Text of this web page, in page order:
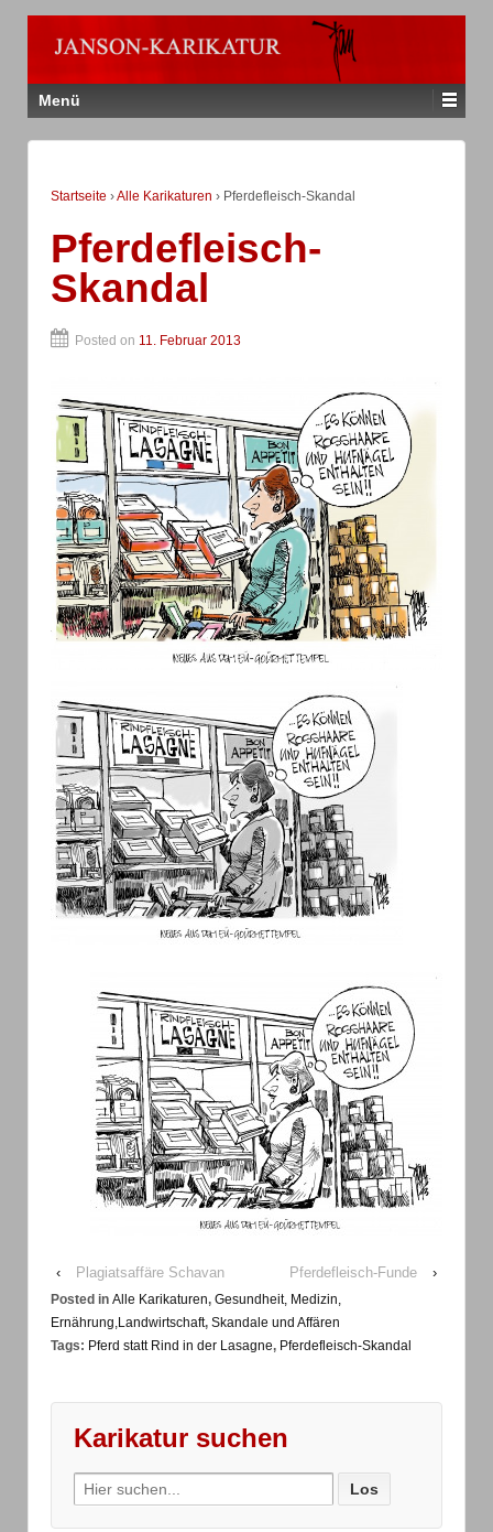
Menü
Startseite ›Alle Karikaturen › Pferdefleisch-Skandal
Pferdefleisch-
Skandal
Posted on 11. Februar 2013
‹ Plagiatsaffäre Schavan Pferdefleisch-Funde ›
Posted in Alle Karikaturen, Gesundheit, Medizin,
Ernährung,Landwirtschaft, Skandale und Affären
Tags: Pferd statt Rind in der Lasagne, Pferdefleisch-Skandal
Karikatur suchen
Search
for: